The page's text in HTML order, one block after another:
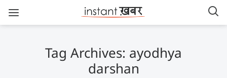
Tag Archives: ayodhya
darshan